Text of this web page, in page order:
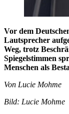
Vor dem
Lautsprecher
Weg, trotz
Spiegelstimmen
Menschen als
Von Lucie Mohme
Bild: Lucie Mohme